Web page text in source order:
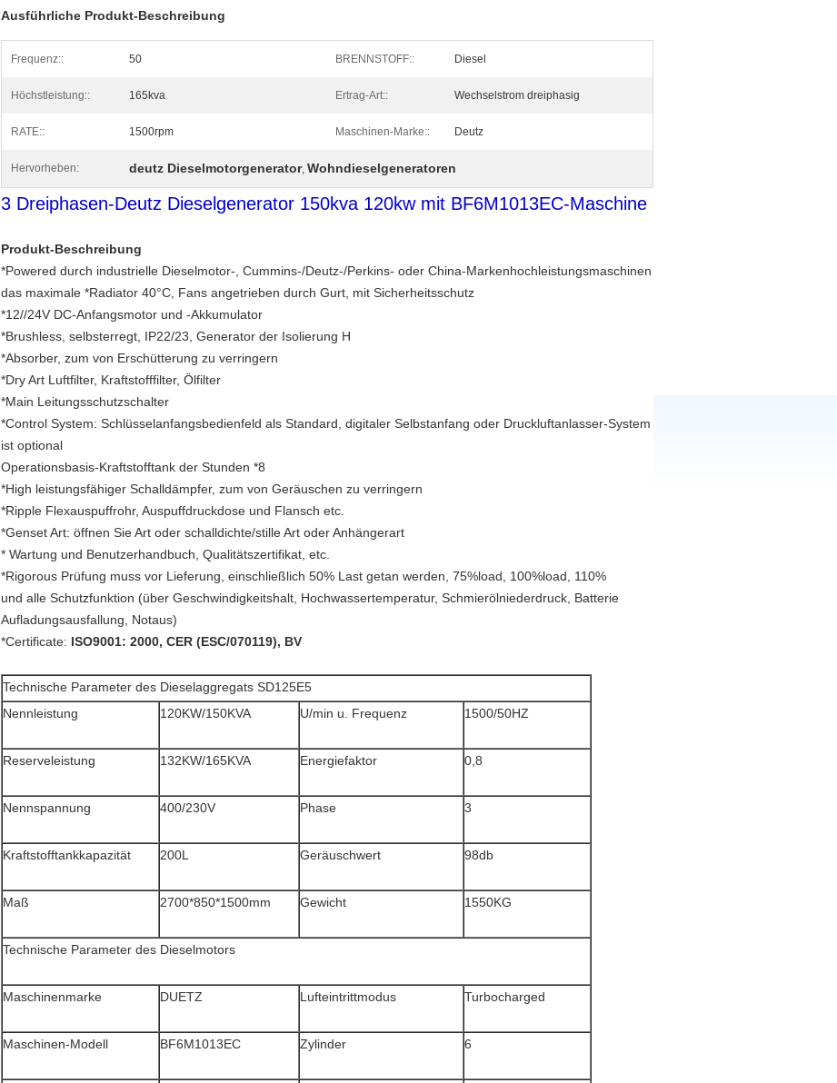
Ausführliche Produkt-Beschreibung
Frequenz:: 50 BRENNSTOFF:: Diesel
Höchstleistung:: 165kva Ertrag-Art:: Wechselstrom dreiphasig
RATE:: 1500rpm Maschinen-Marke:: Deutz
Hervorheben: deutz Dieselmotorgenerator, Wohndieselgeneratoren
3 Dreiphasen-Deutz Dieselgenerator 150kva 120kw mit BF6M1013EC-Maschine
Produkt-Beschreibung
*Powered durch industrielle Dieselmotor-, Cummins-/Deutz-/Perkins- oder China-Markenhochleistungsmaschinen
das maximale *Radiator 40°C, Fans angetrieben durch Gurt, mit Sicherheitsschutz
*12//24V DC-Anfangsmotor und -Akkumulator
*Brushless, selbsterregt, IP22/23, Generator der Isolierung H
*Absorber, zum von Erschütterung zu verringern
*Dry Art Luftfilter, Kraftstofffilter, Ölfilter
*Main Leitungsschutzschalter
*Control System: Schlüsselanfangsbedienfeld als Standard, digitaler Selbstanfang oder Druckluftanlasser-System
ist optional
Operationsbasis-Kraftstofftank der Stunden *8
*High leistungsfähiger Schalldämpfer, zum von Geräuschen zu verringern
*Ripple Flexauspuffrohr, Auspuffdruckdose und Flansch etc.
*Genset Art: öffnen Sie Art oder schalldichte/stille Art oder Anhängerart
* Wartung und Benutzerhandbuch, Qualitätszertifikat, etc.
*Rigorous Prüfung muss vor Lieferung, einschließlich 50% Last getan werden, 75%load, 100%load, 110%
und alle Schutzfunktion (über Geschwindigkeitshalt, Hochwassertemperatur, Schmierölniederdruck, Batterie
Aufladungsausfallung, Notaus)
*Certificate: ISO9001: 2000, CER (ESC/070119), BV
Technische Parameter des Dieselaggregats SD125E5
Nennleistung
120KW/150KVA U/min u. Frequenz 1500/50HZ
Reserveleistung 132KW/165KVA Energiefaktor 0,8
Nennspannung 400/230V Phase 3
Kraftstofftankkapazität 200L Geräuschwert 98db
Maß 2700*850*1500mm Gewicht 1550KG
Technische Parameter des Dieselmotors
Maschinenmarke DUETZ Lufteintrittmodus Turbocharged
Maschinen-Modell BF6M1013EC Zylinder 6